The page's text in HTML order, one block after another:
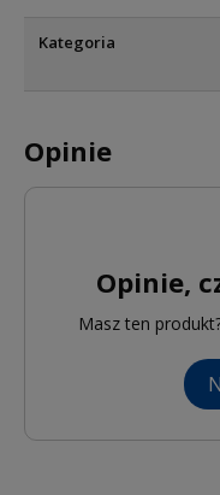
Kategoria
Opinie
Opinie,
Masz ten